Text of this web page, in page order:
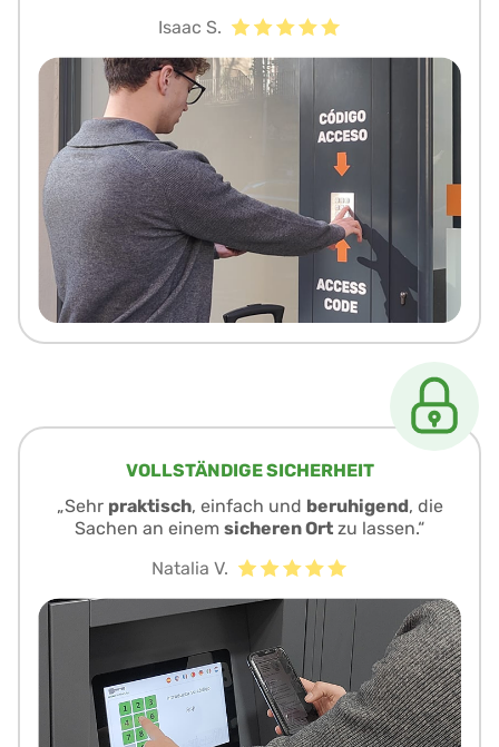
Isaac S.
VOLLSTÄNDIGE SICHERHEIT
„Sehr praktisch, einfach und beruhigend, die
Sachen an einem sicheren Ort zu lassen.“
Natalia V.